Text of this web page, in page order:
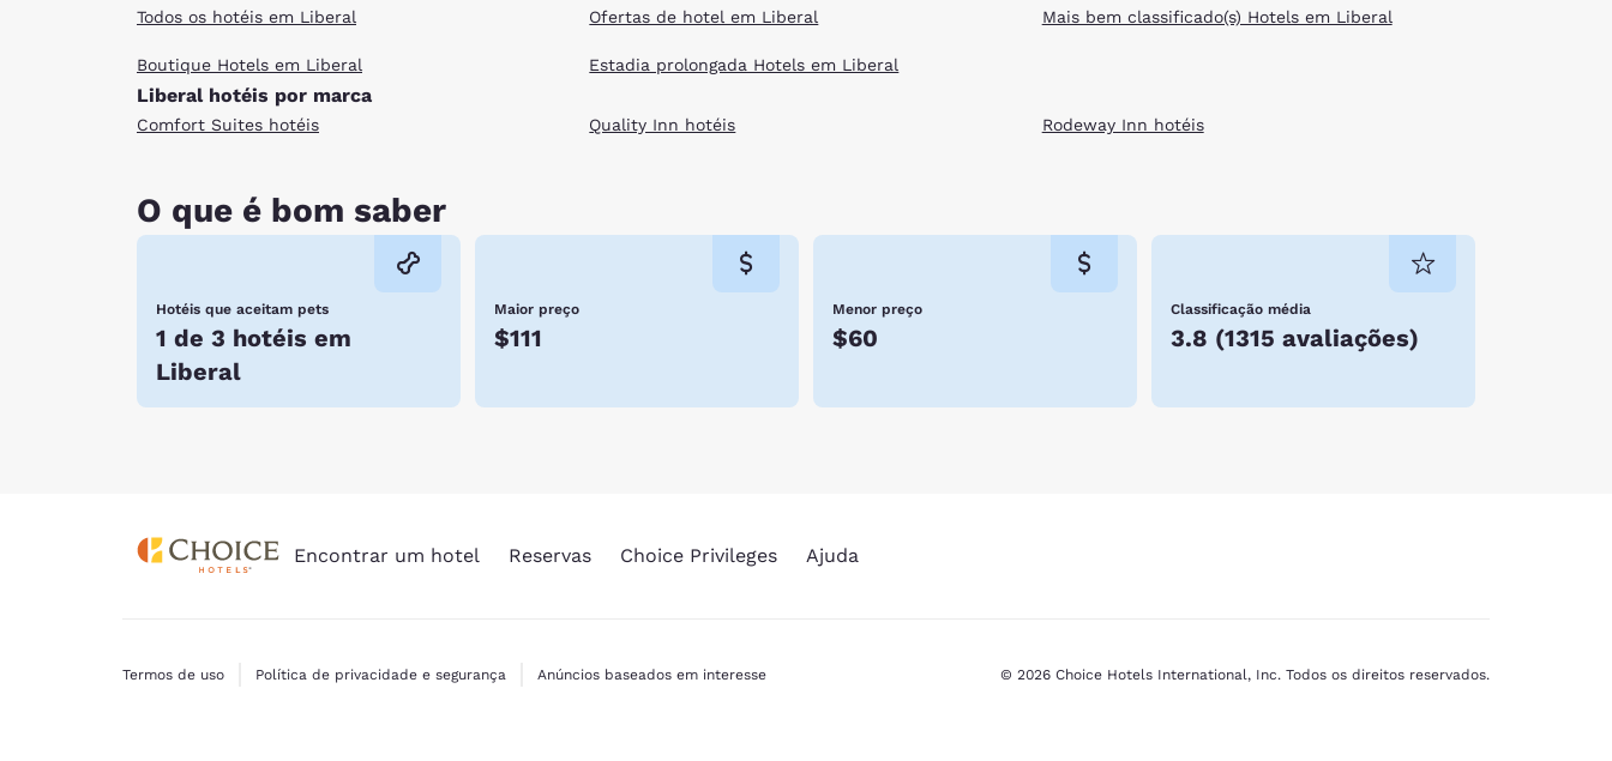
Todos os hotéis em Liberal
Boutique Hotels em Liberal
Ofertas de hotel em Liberal
Estadia prolongada Hotels em Liberal
Mais bem classificado(s) Hotels em Liberal
Liberal hotéis por marca
Comfort Suites hotéis Quality Inn hotéis Rodeway Inn hotéis
O que é bom saber
Hotéis que aceitam pets
1 de 3 hotéis em
Liberal
Maior preço
$111
Menor preço
$60
Classificação média
3.8 (1315 avaliações)
Encontrar um hotel Reservas Choice Privileges Ajuda
Termos de uso Política de privacidade e segurança Anúncios baseados em interesse © 2026 Choice Hotels International, Inc. Todos os direitos reservados.